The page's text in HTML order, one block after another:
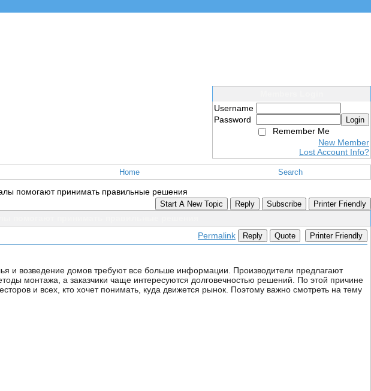
Username
Password
Login
Remember Me
New Member
Lost Account Info?
Home Search
помогают принимать правильные решения
Start A New Topic Reply Subscribe Printer Friendly
Permalink Reply Quote Printer Friendly
и возведение домов требуют все больше информации. Производители предлагают
монтажа, а заказчики чаще интересуются долговечностью решений. По этой причине
и всех, кто хочет понимать, куда движется рынок. Поэтому важно смотреть на тему